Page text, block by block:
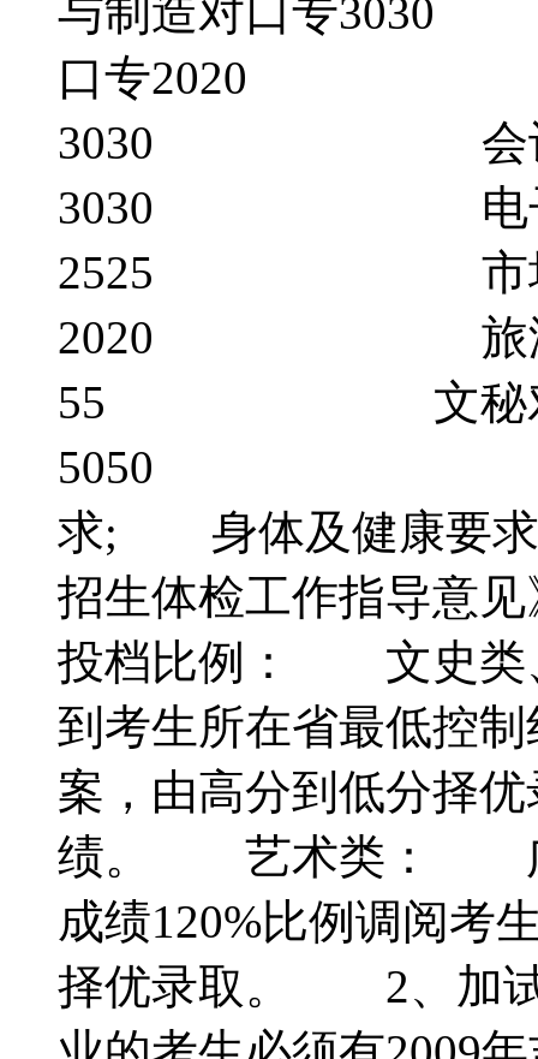
与制造对口专
口专2020 计算
3030 会计电
3030 电子商
2525 市场营
2020 旅游英
55 文秘对
5050 男女生
求; 身体及健康要求:
招生体检工作指导
投档比例： 文史类
到考生所在省最低控
案，由高分到低分择
绩。 艺术类： 广
成绩120%比例调阅考
择优录取。 2、加试